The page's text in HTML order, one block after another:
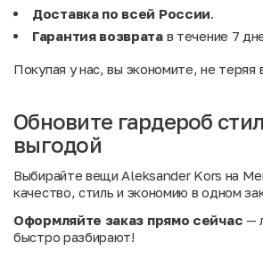
Доставка по всей России.
Гарантия возвратав течение 7
Покупая у нас, вы экономите, не теряя
Обновите гардероб
выгодой
Выбирайте вещи Aleksander Kors на
качество, стиль и экономию в одном
Оформляйте заказ прямо сейчас —
быстро разбирают!